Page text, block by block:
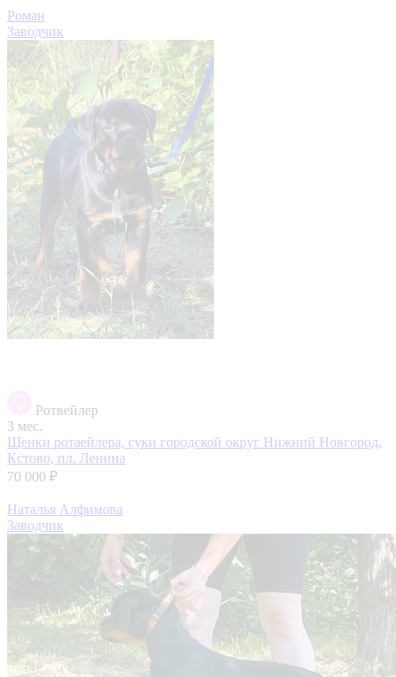
Роман
Заводчик
Ротвейлер
3 мес.
Щенки ротаейлера, суки городской округ Нижний Новгород,
Кстово, пл. Ленина
70 000 ₽
Наталья Алфимова
Заводчик